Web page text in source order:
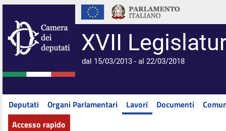
XVII
dal 15/03/2013 - al 22/03/2018
Deputati Organi Parlamentari Lavori Documenti
Accesso rapido